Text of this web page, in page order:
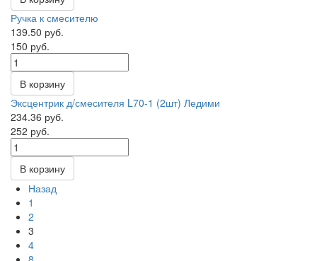
Ручка к смесителю
139.50 руб.
150 руб.
В корзину
Эксцентрик д/смесителя L70-1 (2шт) Ледими
234.36 руб.
252 руб.
В корзину
Назад
1
2
3
4